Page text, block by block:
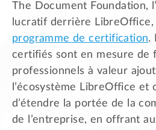
The Document Foundation,
lucratif derrière LibreOffice,
programme de certification.
certifiés sont en mesure de
professionnels à valeur
l’écosystème LibreOffice
d’étendre la portée de la
de l’entreprise, en offrant